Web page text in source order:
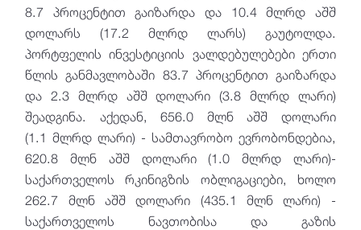
8.7 პროცენტით გაიზარდა და 10.4 მლრდ აშშ
დოლარს (17.2 მლრდ ლარს) გაუტოლდა.
პორტფელის ინვესტიციის ვალდებულებები ერთი
წლის განმავლობაში 83.7 პროცენტით გაიზარდა
და 2.3 მლრდ აშშ დოლარი (3.8 მლრდ ლარი)
შეადგინა. აქედან, 656.0 მლნ აშშ დოლარი
(1.1 მლრდ ლარი) - სამთავრობო ევრობონდებია,
620.8 მლნ აშშ დოლარი (1.0 მლრდ ლარი)-
საქართველოს რკინიგზის ობლიგაციები, ხოლო
262.7 მლნ აშშ დოლარი (435.1 მლნ ლარი) -
საქართველოს ნავთობისა და გაზის